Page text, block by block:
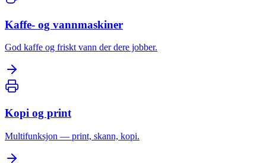
Kaffe- og vannmaskiner
God kaffe og friskt vann der dere jobber.
Kopi og print
Multifunksjon — print, skann, kopi.